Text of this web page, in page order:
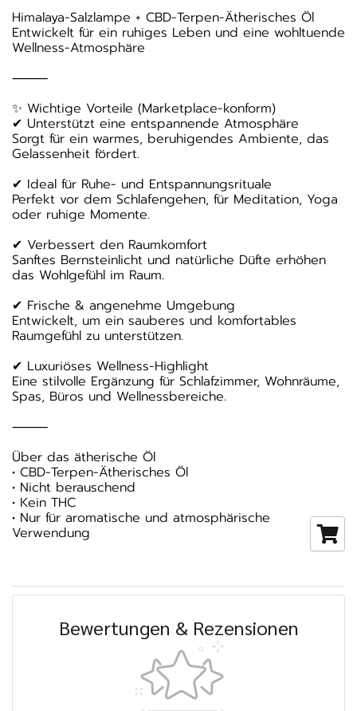
Himalaya-Salzlampe + CBD-Terpen-Ätherisches Öl
Entwickelt für ein ruhiges Leben und eine wohltuende
Wellness-Atmosphäre
⸻
✨ Wichtige Vorteile (Marketplace-konform)
✔ Unterstützt eine entspannende Atmosphäre
Sorgt für ein warmes, beruhigendes Ambiente, das
Gelassenheit fördert.
✔ Ideal für Ruhe- und Entspannungsrituale
Perfekt vor dem Schlafengehen, für Meditation, Yoga
oder ruhige Momente.
✔ Verbessert den Raumkomfort
Sanftes Bernsteinlicht und natürliche Düfte erhöhen
das Wohlgefühl im Raum.
✔ Frische & angenehme Umgebung
Entwickelt, um ein sauberes und komfortables
Raumgefühl zu unterstützen.
✔ Luxuriöses Wellness-Highlight
Eine stilvolle Ergänzung für Schlafzimmer, Wohnräume,
Spas, Büros und Wellnessbereiche.
⸻
Über das ätherische Öl
• CBD-Terpen-Ätherisches Öl
• Nicht berauschend
• Kein THC
• Nur für aromatische und atmosphärische
Verwendung
Bewertungen & Rezensionen